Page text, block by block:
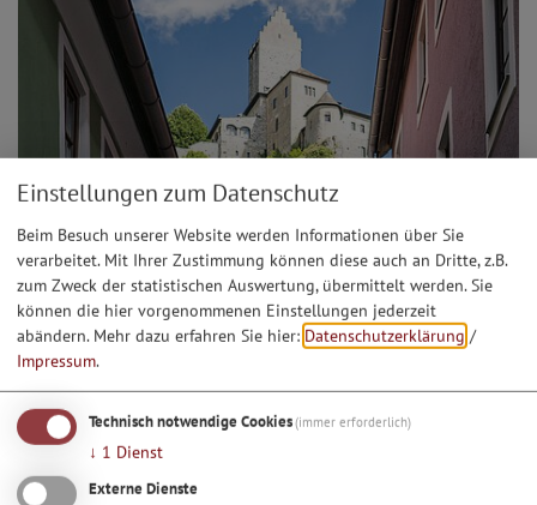
10.08.26
Ortsführung: "Wo Goaßhenker und Fasenickl
zuhause sind“
Einstellungen zum Datenschutz
Beim Besuch unserer Website werden Informationen über Sie
verarbeitet. Mit Ihrer Zustimmung können diese auch an Dritte, z.B.
zum Zweck der statistischen Auswertung, übermittelt werden. Sie
können die hier vorgenommenen Einstellungen jederzeit
abändern. Mehr dazu erfahren Sie hier: Datenschutzerklärung /
Impressum.
Technisch notwendige Cookies(immer erforderlich)
↓ 1 Dienst
Externe Dienste